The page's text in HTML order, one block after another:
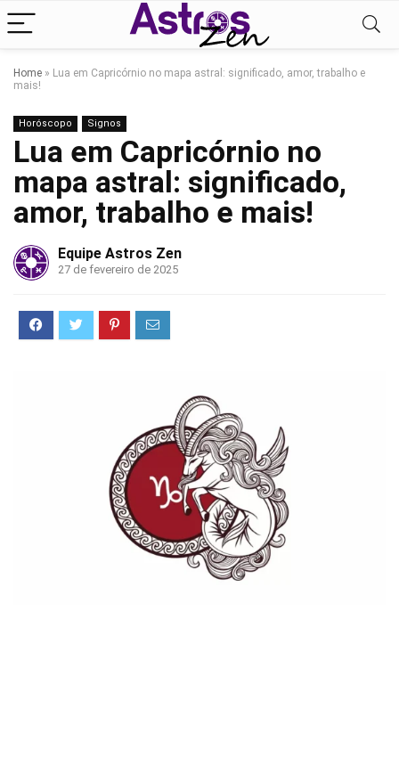
Home » Lua em Capricórnio no mapa astral: significado, amor, trabalho e
mais!
Horóscopo Signos
Lua em Capricórnio no
mapa astral: significado,
amor, trabalho e mais!
Equipe Astros Zen
27 de fevereiro de 2025